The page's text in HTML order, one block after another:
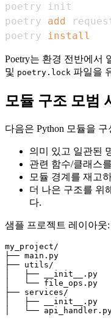
poetry add
poetry
install
Poetry는 환경 전반에서
및 poetry.lock 파일을
모듈 구조 모범
다음은 Python 모듈을
의미 있고 일관된
관련 함수/클래스
모듈 경계를 재고
더 나은 구조를 위
다.
샘플 프로젝트 레이아웃:
my_project/
├── main.py
├── utils/
│   ├── __init__.py
│   └── file_ops.py
├── services/
│   ├── __init__.py